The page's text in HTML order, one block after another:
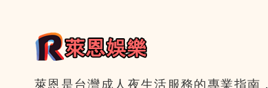
萊恩是台灣成人夜生活服務的專業指南，